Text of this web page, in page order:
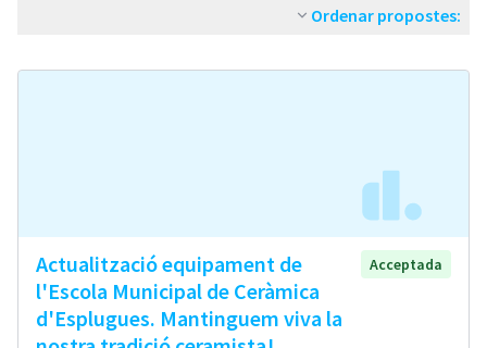
Ordenar propostes:
Actualització equipament de
l'Escola Municipal de Ceràmica
d'Esplugues. Mantinguem viva la
Acceptada